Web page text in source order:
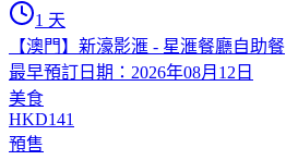
1 天
【澳門】新濠影滙 - 星滙餐廳自助餐
最早預訂日期：2026年08月12日
美食
HKD141
預售